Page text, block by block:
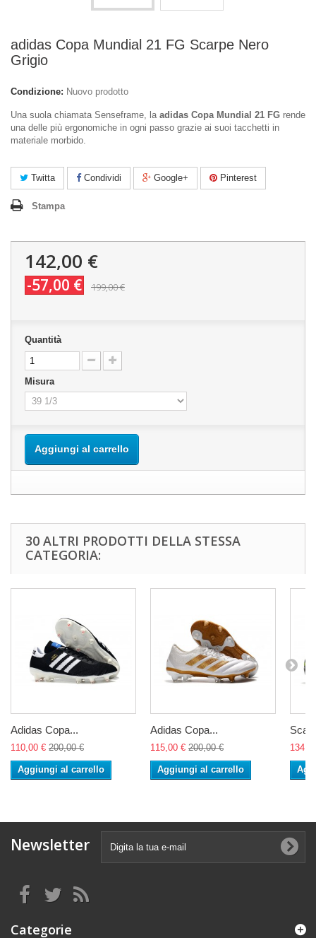
adidas Copa Mundial 21 FG Scarpe Nero
Grigio
Condizione: Nuovo prodotto
Una suola chiamata Senseframe, la adidas Copa Mundial 21 FG rende
una delle più ergonomiche in ogni passo grazie ai suoi tacchetti in
materiale morbido.
Twitta Condividi Google+ Pinterest
Stampa
142,00 €
-57,00 € 199,00 €
Quantità
Misura
Aggiungi al carrello
30 ALTRI PRODOTTI DELLA STESSA
CATEGORIA:
Adidas Copa...
110,00 € 200,00 €
Aggiungi al carrello
Adidas Copa...
115,00 € 200,00 €
Aggiungi al carrello
Newsletter
Categorie